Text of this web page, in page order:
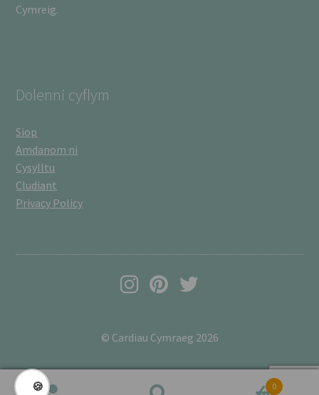
Cymreig.
Dolenni cyflym
Siop
Amdanom ni
Cysylltu
Cludiant
Privacy Policy
© Cardiau Cymraeg 2026
0
🍪